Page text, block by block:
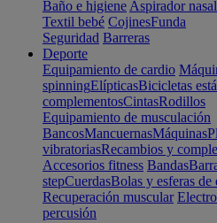
Baño e higiene Aspirador nasal
Textil bebé CojinesFunda
Seguridad Barreras
Deporte
Equipamiento de cardio
spinningElípticasBicicletas
complementosCintasRodillos
Equipamiento de musculación
BancosMancuernasMáquinas
vibratoriasRecambios y
Accesorios fitness Bandas
stepCuerdasBolas y esferas
Recuperación muscular
percusión